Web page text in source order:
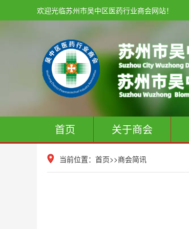
欢迎光临苏州市吴中区医药行业商会网站！
首页 关于商会
当前位置： 首页>>商会简讯